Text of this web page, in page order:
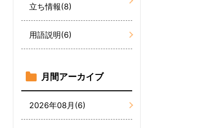
立ち情報(8)
用語説明(6)
月間アーカイブ
2026年08月(6)